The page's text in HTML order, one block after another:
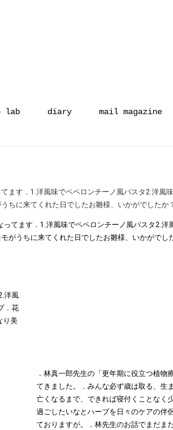
lab diary mail magazine
ます．1.洋風味でペペロンチーノ風パスタ2.洋風
ちに来てくれた日でしたお雛様、いかがでしたか
洋風
．花
り美
．林真一郎先生の「更年期に役立つ植物
てきました。．みんな必ず歳は取る、生
亡くなるまで、できれば寝付くことなく
過ごしたいなとハーブを日々のケアの伴
ておりますが。．林先生のお話でまだま